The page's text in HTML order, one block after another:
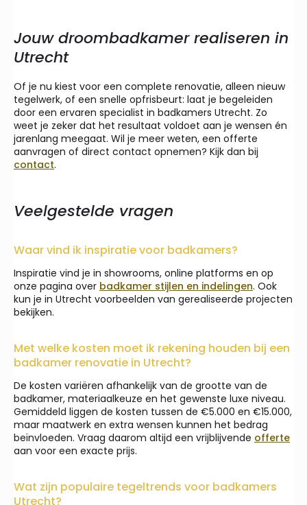
Jouw droombadkamer realiseren in
Utrecht
Of je nu kiest voor een complete renovatie, alleen nieuw
tegelwerk, of een snelle opfrisbeurt: laat je begeleiden
door een ervaren specialist in badkamers Utrecht. Zo
weet je zeker dat het resultaat voldoet aan je wensen én
jarenlang meegaat. Wil je meer weten, een offerte
aanvragen of direct contact opnemen? Kijk dan bij
contact.
Veelgestelde vragen
Waar vind ik inspiratie voor badkamers?
Inspiratie vind je in showrooms, online platforms en op
onze pagina over badkamer stijlen en indelingen. Ook
kun je in Utrecht voorbeelden van gerealiseerde projecten
bekijken.
Met welke kosten moet ik rekening houden bij een
badkamer renovatie in Utrecht?
De kosten variëren afhankelijk van de grootte van de
badkamer, materiaalkeuze en het gewenste luxe niveau.
Gemiddeld liggen de kosten tussen de €5.000 en €15.000,
maar maatwerk en extra wensen kunnen het bedrag
beïnvloeden. Vraag daarom altijd een vrijblijvende offerte
aan voor een exacte prijs.
Wat zijn populaire tegeltrends voor badkamers
Utrecht?